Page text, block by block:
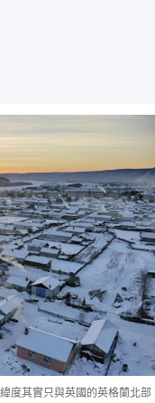
度其實只與英國的英格蘭北部